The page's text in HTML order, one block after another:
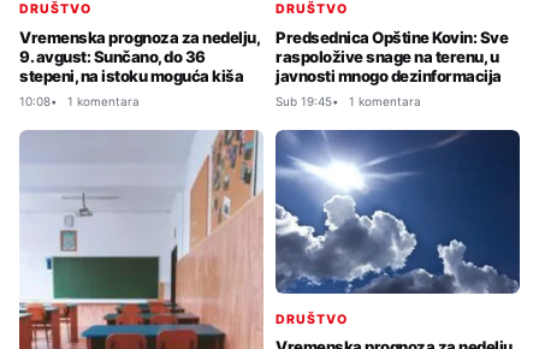
DRUŠTVO
Vremenska prognoza za nedelju,
9. avgust: Sunčano, do 36
stepeni, na istoku moguća kiša
10:08 1 komentara
DRUŠTVO
Predsednica Opštine Kovin: Sve
raspoložive snage na terenu, u
javnosti mnogo dezinformacija
Sub 19:45 1 komentara
DRUŠTVO